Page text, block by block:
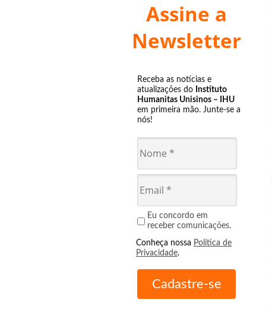
Assine a
Newsletter
Receba as notícias e
atualizações do Instituto
Humanitas Unisinos – IHU
em primeira mão. Junte-se a
nós!
Eu concordo em
receber comunicações.
Conheça nossa Política de
Privacidade.